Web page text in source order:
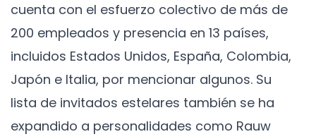
cuenta con el esfuerzo colectivo de más de
200 empleados y presencia en 13 países,
incluidos Estados Unidos, España, Colombia,
Japón e Italia, por mencionar algunos. Su
lista de invitados estelares también se ha
expandido a personalidades como Rauw